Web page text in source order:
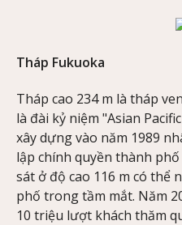
Tháp Fukuoka
Tháp cao 234 m là tháp
là đài kỷ niệm "Asian
xây dựng vào năm 1989
lập chính quyền thành
sát ở độ cao 116 m có thể
phố trong tầm mắt. Năm
10 triệu lượt khách thăm